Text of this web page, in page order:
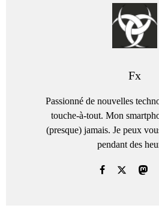
Fx
Passionné de nouvelles
touche-à-tout. Mon
(presque) jamais. Je peux
pendant des